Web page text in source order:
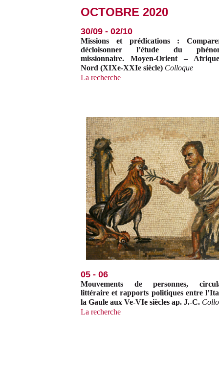
OCTOBRE 2020
30/09 - 02/10
Missions et prédications :
décloisonner l’étude du
missionnaire. Moyen-Orient –
Nord (XIXe-XXIe siècle) Colloque
La recherche
05 - 06
Mouvements de personnes,
littéraire et rapports politiques entre
la Gaule aux Ve-VIe siècles ap. J.-C.
La recherche